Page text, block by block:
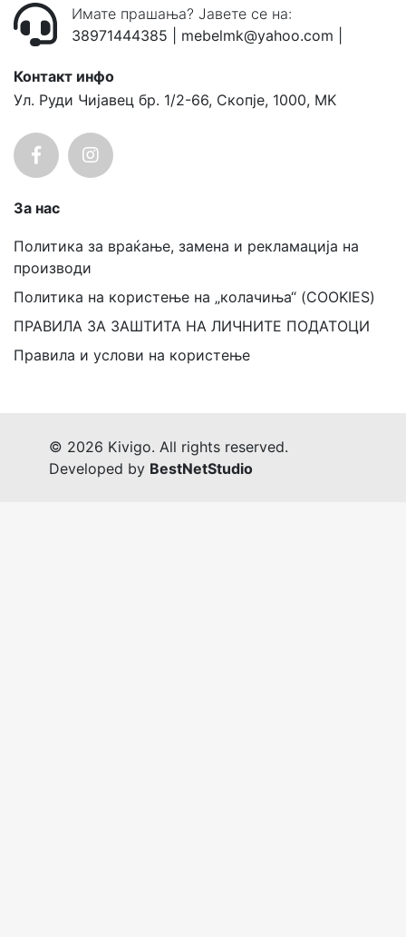
Имате прашања? Јавете се на:
38971444385
mebelmk@yahoo.com
Контакт инфо
Ул. Руди Чијавец бр. 1/2-66, Скопје, 1000, MK
За нас
Политика за враќање, замена и рекламација на
производи
Политика на користење на „колачиња“ (COOKIES)
ПРАВИЛА ЗА ЗАШТИТА НА ЛИЧНИТЕ ПОДАТОЦИ
Правила и услови на користење
© 2026 Kivigo. All rights reserved.
Developed by BestNetStudio